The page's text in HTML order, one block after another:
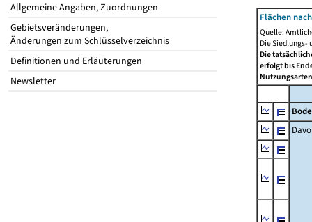
Allgemeine Angaben, Zuordnungen
Gebietsveränderungen,
Änderungen zum Schlüsselverzeichnis
Definitionen und Erläuterungen
Newsletter
Flächen
Quelle:
Die Siedlungs-
Die
erfolgt bis